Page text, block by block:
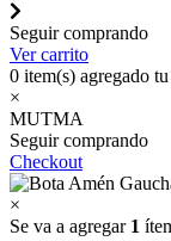
Seguir comprando
Ver carrito
0 item(s) agregado
×
MUTMA
Seguir comprando
Checkout
×
Se va a agregar 1